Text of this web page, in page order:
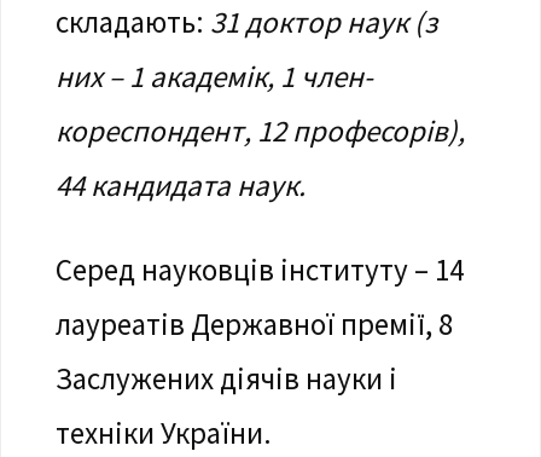
складають: 31 доктор наук (з
них– 1 академік, 1 член-
кореспондент, 12 професорів),
44 кандидата наук.
Серед науковців інституту – 14
лауреатів Державної премії, 8
Заслужених діячів науки і
техніки України.